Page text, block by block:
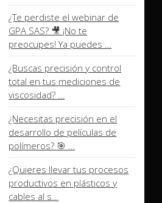
¿Te perdiste el webinar de
GPA SAS? 🎥 ¡No te
preocupes! Ya puedes …
¿Buscas precisión y control
total en tus mediciones de
viscosidad? …
¿Necesitas precisión en el
desarrollo de películas de
polímeros? 🎯 …
¿Quieres llevar tus procesos
productivos en plásticos y
cables al s…